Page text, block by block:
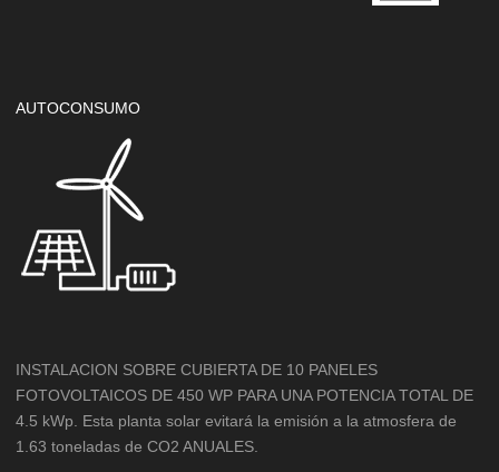
AUTOCONSUMO
INSTALACION SOBRE CUBIERTA DE 10 PANELES
FOTOVOLTAICOS DE 450 WP PARA UNA POTENCIA TOTAL DE
4.5 kWp. Esta planta solar evitará la emisión a la atmosfera de
1.63 toneladas de CO2 ANUALES.